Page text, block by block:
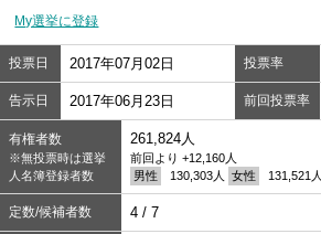
My選挙に登録
投票日 2017年07月02日 投票率
告示日 2017年06月23日 前回投票率
有権者数
※無投票時は選挙
人名簿登録者数
261,824人
前回より +12,160人
男性
130,303人 女性 131,521人
定数/候補者数 4 / 7